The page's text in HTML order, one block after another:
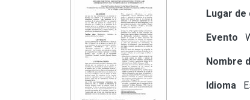
Lugar
Evento
Nombre
Idioma